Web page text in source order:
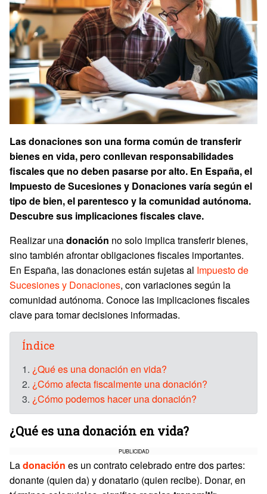
Las donaciones son una forma común de transferir
bienes en vida, pero conllevan responsabilidades
fiscales que no deben pasarse por alto. En España, el
Impuesto de Sucesiones y Donaciones varía según el
tipo de bien, el parentesco y la comunidad autónoma.
Descubre sus implicaciones fiscales clave.
Realizar unadonación no solo implica transferir bienes,
sino también afrontar obligaciones fiscales importantes.
En España, las donaciones están sujetas al Impuesto de
Sucesiones y Donaciones, con variaciones según la
comunidad autónoma. Conoce las implicaciones fiscales
clave para tomar decisiones informadas.
Índice
1. ¿Qué es una donación en vida?
2. ¿Cómo afecta fiscalmente una donación?
3. ¿Cómo podemos hacer una donación?
¿Qué es una donación en vida?
PUBLICIDAD
Ladonación es un contrato celebrado entre dos partes:
donante (quien da) y donatario (quien recibe). Donar, en